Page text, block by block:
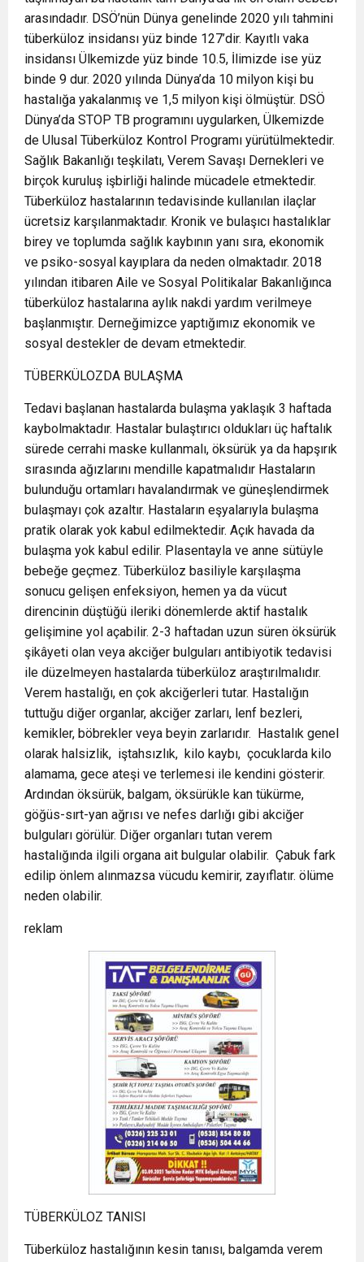
arasındadır. DSÖ’nün Dünya genelinde 2020 yılı tahmini
tüberküloz insidansı yüz binde 127’dir. Kayıtlı vaka
insidansı Ülkemizde yüz binde 10.5, İlimizde ise yüz
binde 9 dur. 2020 yılında Dünya’da 10 milyon kişi bu
hastalığa yakalanmış ve 1,5 milyon kişi ölmüştür. DSÖ
Dünya’da STOP TB programını uygularken, Ülkemizde
de Ulusal Tüberküloz Kontrol Programı yürütülmektedir.
Sağlık Bakanlığı teşkilatı, Verem Savaşı Dernekleri ve
birçok kuruluş işbirliği halinde mücadele etmektedir.
Tüberküloz hastalarının tedavisinde kullanılan ilaçlar
ücretsiz karşılanmaktadır. Kronik ve bulaşıcı hastalıklar
birey ve toplumda sağlık kaybının yanı sıra, ekonomik
ve psiko-sosyal kayıplara da neden olmaktadır. 2018
yılından itibaren Aile ve Sosyal Politikalar Bakanlığınca
tüberküloz hastalarına aylık nakdi yardım verilmeye
başlanmıştır. Derneğimizce yaptığımız ekonomik ve
sosyal destekler de devam etmektedir.
TÜBERKÜLOZDA BULAŞMA
Tedavi başlanan hastalarda bulaşma yaklaşık 3 haftada
kaybolmaktadır. Hastalar bulaştırıcı oldukları üç haftalık
sürede cerrahi maske kullanmalı, öksürük ya da hapşırık
sırasında ağızlarını mendille kapatmalıdır Hastaların
bulunduğu ortamları havalandırmak ve güneşlendirmek
bulaşmayı çok azaltır. Hastaların eşyalarıyla bulaşma
pratik olarak yok kabul edilmektedir. Açık havada da
bulaşma yok kabul edilir. Plasentayla ve anne sütüyle
bebeğe geçmez. Tüberküloz basiliyle karşılaşma
sonucu gelişen enfeksiyon, hemen ya da vücut
direncinin düştüğü ileriki dönemlerde aktif hastalık
gelişimine yol açabilir. 2-3 haftadan uzun süren öksürük
şikâyeti olan veya akciğer bulguları antibiyotik tedavisi
ile düzelmeyen hastalarda tüberküloz araştırılmalıdır.
Verem hastalığı, en çok akciğerleri tutar. Hastalığın
tuttuğu diğer organlar, akciğer zarları, lenf bezleri,
kemikler, böbrekler veya beyin zarlarıdır. Hastalık genel
olarak halsizlik, iştahsızlık, kilo kaybı, çocuklarda kilo
alamama, gece ateşi ve terlemesi ile kendini gösterir.
Ardından öksürük, balgam, öksürükle kan tükürme,
göğüs-sırt-yan ağrısı ve nefes darlığı gibi akciğer
bulguları görülür. Diğer organları tutan verem
hastalığında ilgili organa ait bulgular olabilir. Çabuk fark
edilip önlem alınmazsa vücudu kemirir, zayıflatır. ölüme
neden olabilir.
reklam
TÜBERKÜLOZ TANISI
Tüberküloz hastalığının kesin tanısı, balgamda verem